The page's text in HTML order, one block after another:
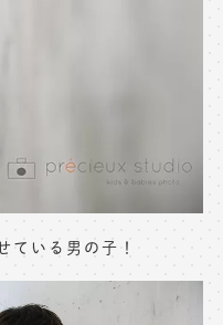
ている男の子！